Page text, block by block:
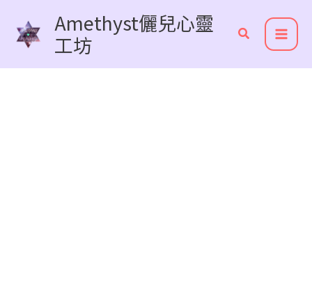
要
Amethyst儷兒心靈
工坊